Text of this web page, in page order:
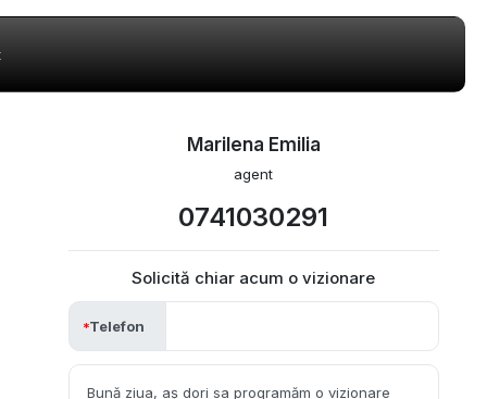
Marilena Emilia
agent
0741030291
Solicită chiar acum o vizionare
Telefon